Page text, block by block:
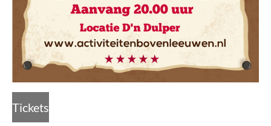
Tickets